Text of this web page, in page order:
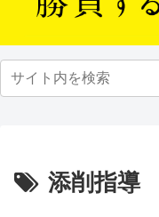
添削指導